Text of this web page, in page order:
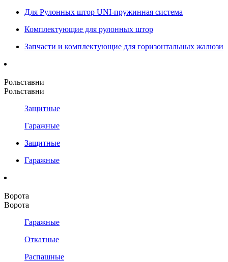
Для Рулонных штор UNI-пружинная система
Комплектующие для рулонных штор
Запчасти и комплектующие для горизонтальных жалюзи
Рольставни
Рольставни
Защитные
Гаражные
Защитные
Гаражные
Ворота
Ворота
Гаражные
Откатные
Распашные